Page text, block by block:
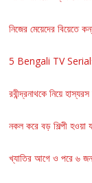
নিজের মেয়েদের বিয়েতে
5 Bengali TV
রবীন্দ্রনাথকে নিয়ে
নকল করে বড় শিল্পী হওয়া
খ্যাতির আগে ও পরে ৬